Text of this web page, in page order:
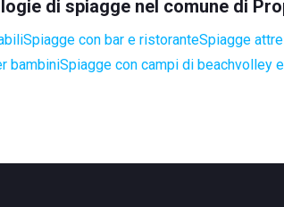
di spiagge nel comune di
Spiagge con bar e ristoranteSpiagge
bambiniSpiagge con campi di beachvolley